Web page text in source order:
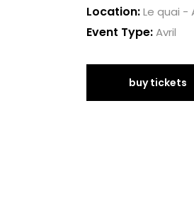
Location:Le quai -
Event Type:Avril
buy tickets